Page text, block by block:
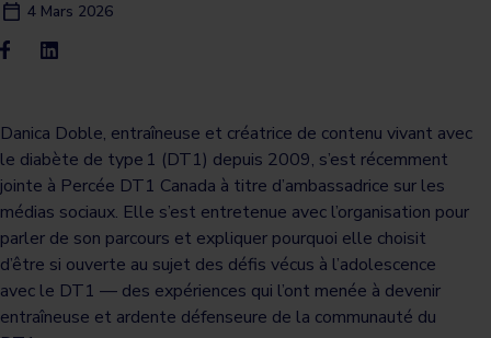
4 Mars 2026
Danica Doble, entraîneuse et créatrice de contenu vivant avec
le diabète de type 1 (DT1) depuis 2009, s’est récemment
jointe à Percée DT1 Canada à titre d’ambassadrice sur les
médias sociaux. Elle s’est entretenue avec l’organisation pour
parler de son parcours et expliquer pourquoi elle choisit
d’être si ouverte au sujet des défis vécus à l’adolescence
avec le DT1 — des expériences qui l’ont menée à devenir
entraîneuse et ardente défenseure de la communauté du